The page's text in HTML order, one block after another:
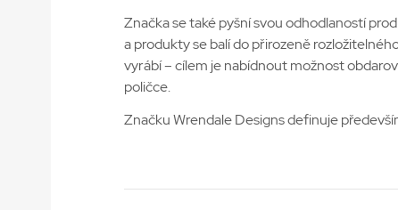
Značka se také pyšní svou odhodlaností
a produkty se balí do přirozeně
vyrábí – cílem je nabídnout možnost
poličce.
Značku Wrendale Designs definuje